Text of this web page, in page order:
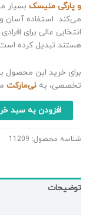
و پارگی منیسکبسیار
می‌کند. استفاده آسان و
انتخابی عالی برای
هستند تبدیل کرده است.
برای خرید این محصول
تخصصی، بهنی‌مارکت
افزودن به سبد
شناسه محصول:11209
توضیحات